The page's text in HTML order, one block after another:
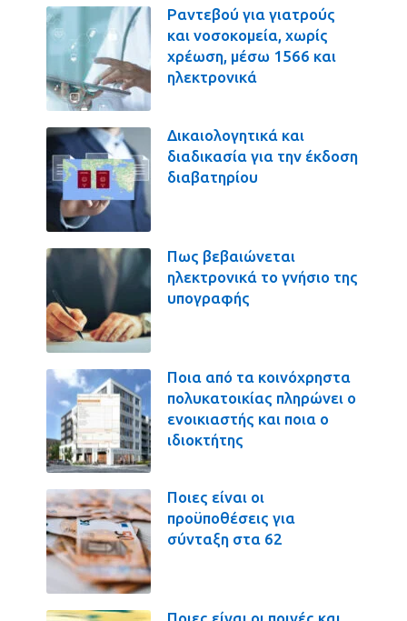
Ραντεβού για γιατρούς
και νοσοκομεία, χωρίς
χρέωση, μέσω 1566 και
ηλεκτρονικά
Δικαιολογητικά και
διαδικασία για την έκδοση
διαβατηρίου
Πως βεβαιώνεται
ηλεκτρονικά το γνήσιο της
υπογραφής
Ποια από τα κοινόχρηστα
πολυκατοικίας πληρώνει ο
ενοικιαστής και ποια ο
ιδιοκτήτης
Ποιες είναι οι
προϋποθέσεις για
σύνταξη στα 62